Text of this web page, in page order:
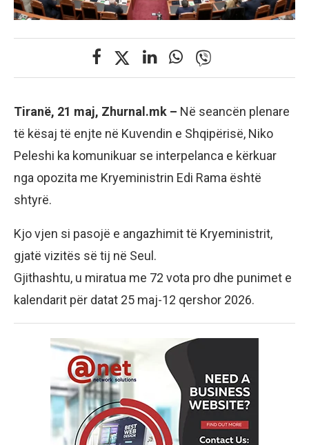
Tiranë, 21 maj, Zhurnal.mk – Në seancën plenare
të kësaj të enjte në Kuvendin e Shqipërisë, Niko
Peleshi ka komunikuar se interpelanca e kërkuar
nga opozita me Kryeministrin Edi Rama është
shtyrë.
Kjo vjen si pasojë e angazhimit të Kryeministrit,
gjatë vizitës së tij në Seul.
Gjithashtu, u miratua me 72 vota pro dhe punimet e
kalendarit për datat 25 maj-12 qershor 2026.